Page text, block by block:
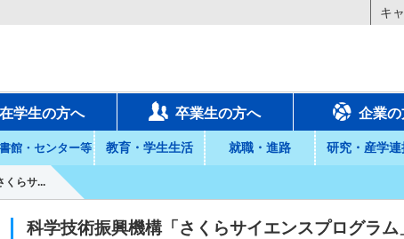
キ
在学生の方へ 卒業生の方へ 企業
館・センター等 教育・学生生活 就職・進路 研究・産学連
くらサ...
科学技術振興機構「さくらサイエンスプログラ